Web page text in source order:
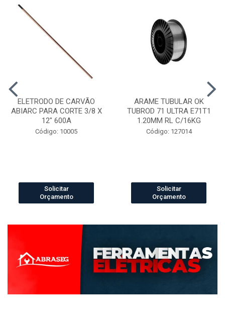
ELETRODO DE CARVÃO
ABIARC PARA CORTE 3/8 X
12" 600A
Código: 10005
Solicitar
Orçamento
ARAME TUBULAR OK
TUBROD 71 ULTRA E71T1
1.20MM RL C/16KG
Código: 127014
Solicitar
Orçamento